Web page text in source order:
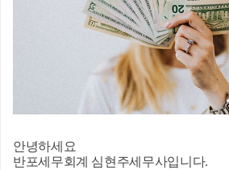
안녕하세요
반포세무회계 심현주세무사입니다.